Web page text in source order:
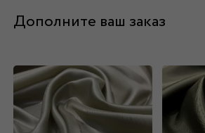
Дополните ваш заказ